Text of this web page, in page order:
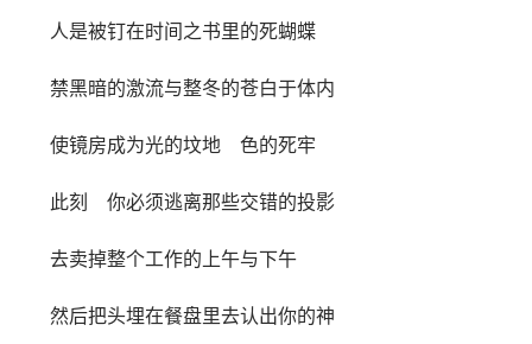
人是被钉在时间之书里的死蝴蝶
禁黑暗的激流与整冬的苍白于体内
使镜房成为光的坟地 色的死牢
此刻 你必须逃离那些交错的投影
去卖掉整个工作的上午与下午
然后把头埋在餐盘里去认出你的神